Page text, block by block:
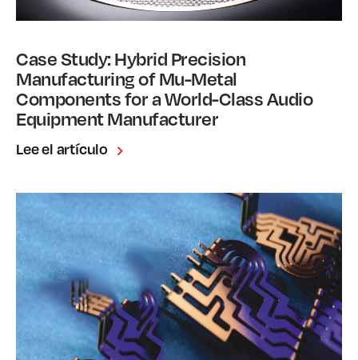
Case Study: Hybrid Precision
Manufacturing of Mu-Metal
Components for a World-Class Audio
Equipment Manufacturer
Lee el artículo